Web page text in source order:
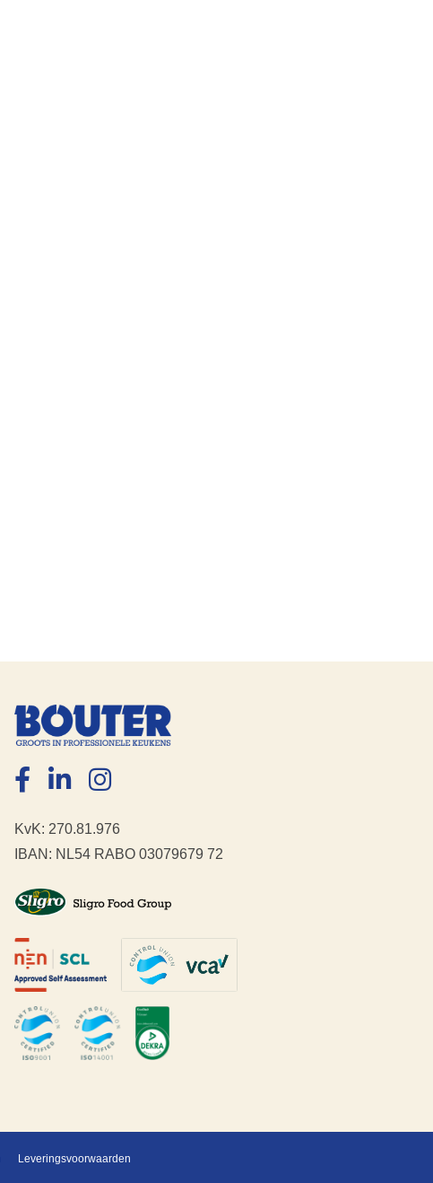
KvK: 270.81.976
IBAN: NL54 RABO 03079679 72
Leveringsvoorwaarden